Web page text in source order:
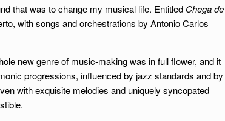
that was to change my musical life. Entitled Chega de
with songs and orchestrations by Antonio Carlos
new genre of music-making was in full flower, and it
progressions, influenced by jazz standards and by
with exquisite melodies and uniquely syncopated